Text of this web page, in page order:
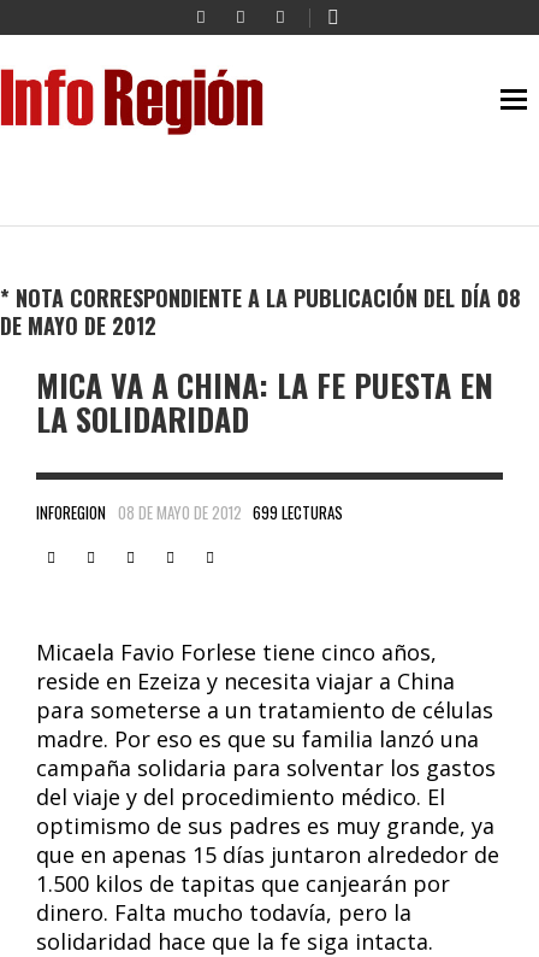
* NOTA CORRESPONDIENTE A LA PUBLICACIÓN DEL DÍA 08
DE MAYO DE 2012
MICA VA A CHINA: LA FE PUESTA EN
LA SOLIDARIDAD
INFOREGION 08 DE MAYO DE 2012 699 LECTURAS
Micaela Favio Forlese tiene cinco años,
reside en Ezeiza y necesita viajar a China
para someterse a un tratamiento de células
madre. Por eso es que su familia lanzó una
campaña solidaria para solventar los gastos
del viaje y del procedimiento médico. El
optimismo de sus padres es muy grande, ya
que en apenas 15 días juntaron alrededor de
1.500 kilos de tapitas que canjearán por
dinero. Falta mucho todavía, pero la
solidaridad hace que la fe siga intacta.